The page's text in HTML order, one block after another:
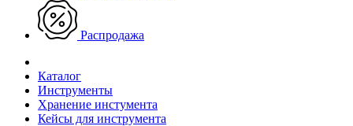
Распродажа
Каталог
Инструменты
Хранение инстумента
Кейсы для инструмента